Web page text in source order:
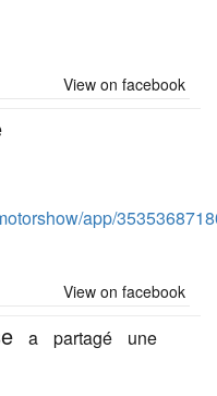
View on facebook
app/
View on facebook
a partagé une